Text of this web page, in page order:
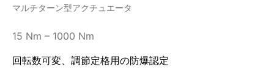
マルチターン型アクチュエータ
15 Nm – 1000 Nm
回転数可変、調節定格用の防爆認定